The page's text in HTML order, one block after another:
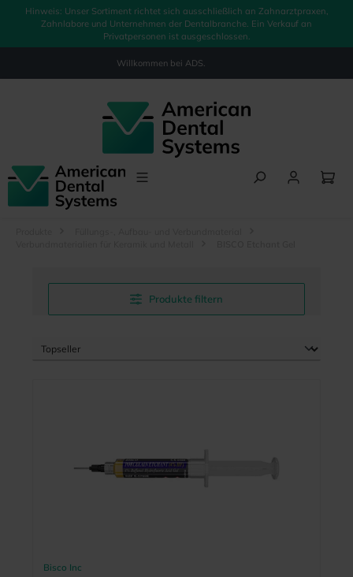
springen
Hinweis: Unser Sortiment richtet sich ausschließlich an Zahnarztpraxen,
Zahnlabore und Unternehmen der Dentalbranche. Ein Verkauf an
Privatpersonen ist ausgeschlossen.
Willkommen bei ADS.
Produkte filtern
Bisco Inc